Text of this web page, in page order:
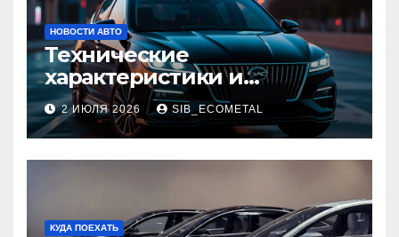
НОВОСТИ АВТО
Технические
характеристики и
доступные комплектации
GAC Empow
2 ИЮЛЯ 2026 SIB_ECOMETAL
КУДА ПОЕХАТЬ